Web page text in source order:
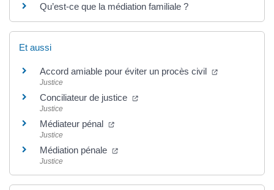
Qu’est-ce que la médiation familiale ?
Et aussi
Accord amiable pour éviter un procès civil
Justice
Conciliateur de justice
Justice
Médiateur pénal
Justice
Médiation pénale
Justice